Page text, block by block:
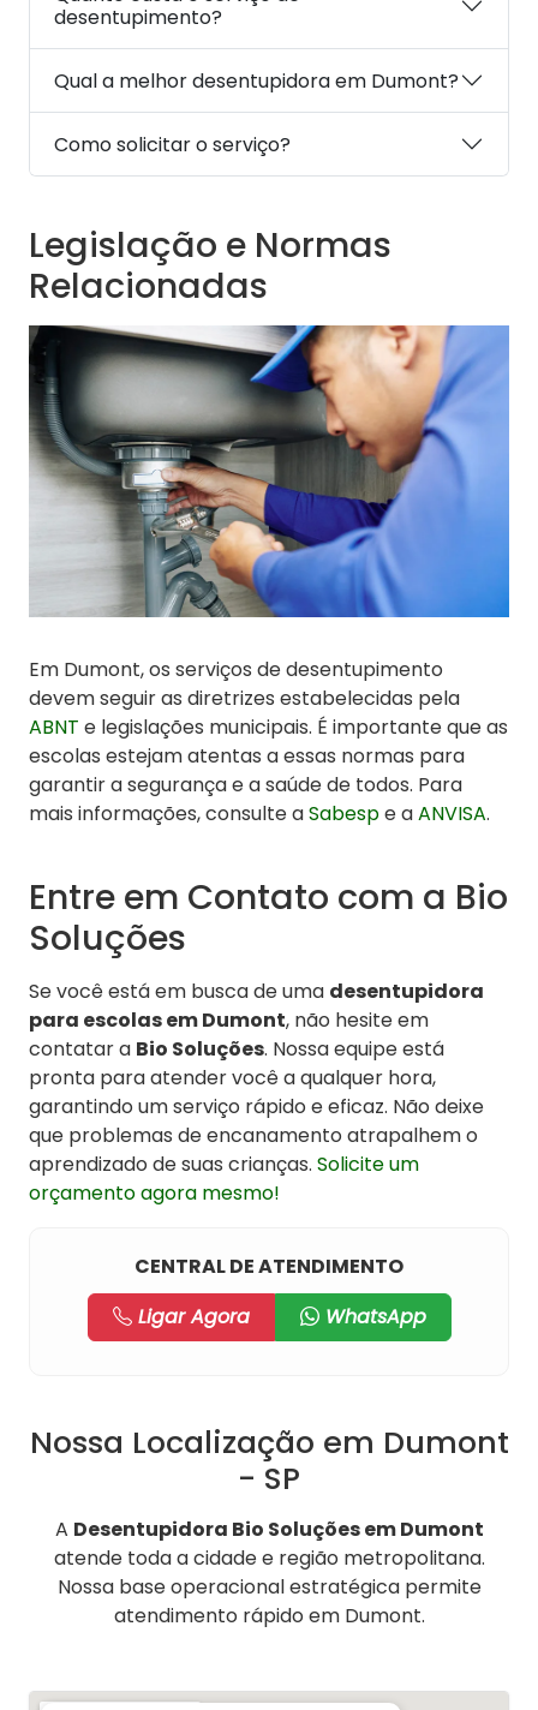
desentupimento?
Qual a melhor desentupidora em Dumont?
Como solicitar o serviço?
Legislação e Normas
Relacionadas
Em Dumont, os serviços de desentupimento
devem seguir as diretrizes estabelecidas pela
ABNT e legislações municipais. É importante que as
escolas estejam atentas a essas normas para
garantir a segurança e a saúde de todos. Para
mais informações, consulte aSabespe aANVISA.
Entre em Contato com a Bio
Soluções
Se você está em busca de uma desentupidora
para escolas em Dumont, não hesite em
contatar a Bio Soluções. Nossa equipe está
pronta para atender você a qualquer hora,
garantindo um serviço rápido e eficaz. Não deixe
que problemas de encanamento atrapalhem o
aprendizado de suas crianças. Solicite um
orçamento agora mesmo!
CENTRAL DE ATENDIMENTO
Ligar Agora
WhatsApp
Nossa Localização em Dumont
- SP
A Desentupidora Bio Soluções em Dumont
atende toda a cidade e região metropolitana.
Nossa base operacional estratégica permite
atendimento rápido em Dumont.